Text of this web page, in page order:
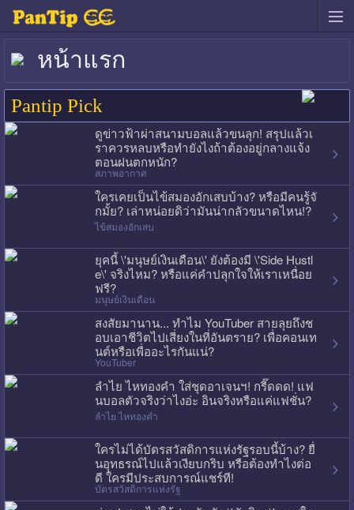
หน้าแรก
Pantip Pick
ดูข่าวฟ้าผ่าสนามบอลแล้วขนลุก! สรุปแล้วเ
ราควรหลบหรือทำยังไงถ้าต้องอยู่กลางแจ้ง
ตอนฝนตกหนัก?
สภาพอากาศ
ใครเคยเป็นไข้สมองอักเสบบ้าง? หรือมีคนรู้จั
กมั้ย? เล่าหน่อยดิว่ามันน่ากลัวขนาดไหน!?
ไข้สมองอักเสบ
ยุคนี้ \'มนุษย์เงินเดือน\' ยังต้องมี \'Side Hustl
e\' จริงไหม? หรือแค่คำปลุกใจให้เราเหนื่อย
ฟรี?
มนุษย์เงินเดือน
สงสัยมานาน... ทำไม YouTuber สายลุยถึงช
อบเอาชีวิตไปเสี่ยงในที่อันตราย? เพื่อคอนเท
นต์หรือเพื่ออะไรกันแน่?
YouTuber
ลำไย ไหทองคำ ใส่ชุดอาเจนฯ! กรี๊ดดด! แฟ
นบอลตัวจริงว่าไงอ่ะ อินจริงหรือแค่แฟชั่น?
ลำไย ไหทองคำ
ใครไม่ได้บัตรสวัสดิการแห่งรัฐรอบนี้บ้าง? ยื่
นอุทธรณ์ไปแล้วเงียบกริบ หรือต้องทำไงต่อ
ดี ใครมีประสบการณ์แชร์ที!
บัตรสวัสดิการแห่งรัฐ